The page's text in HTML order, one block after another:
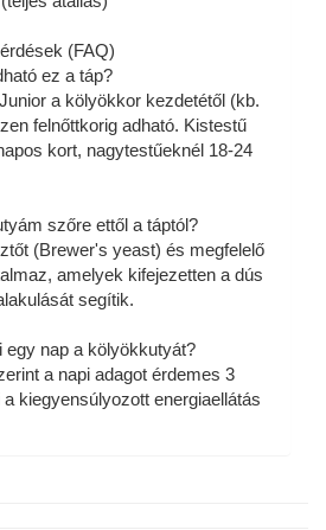
(FAQ)
ez a táp?
a kölyökkor kezdetétől (kb.
felnőttkorig adható. Kistestű
kort, nagytestűeknél 18-24
szőre ettől a táptól?
(Brewer's yeast) és megfelelő
amelyek kifejezetten a dús
segítik.
egy nap a kölyökkutyát?
a napi adagot érdemes 3
kiegyensúlyozott energiaellátás